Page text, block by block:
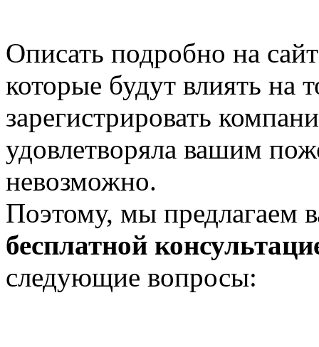
Описать подробно на
которые будут влиять на
зарегистрировать
удовлетворяла вашим
невозможно.
Поэтому, мы предлагаем
бесплатной
следующие вопросы: